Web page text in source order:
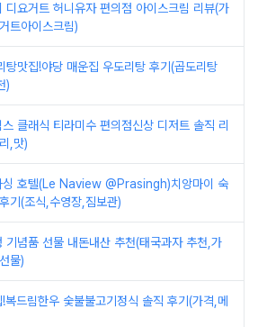
요거트 허니유자 편의점 아이스크림 리뷰(가
트아이스크림)
탕맛집!야당 매운집 우도리탕 후기(곱도리탕
)
클래식 티라미수 편의점신상 디저트 솔직 리
,맛)
싱 호텔(Le Naview @Prasingh)치앙마이 숙
기(조식,수영장,짐보관)
기념품 선물 내돈내산 추천(태국과자 추천,가
물)
복드림한우 숯불불고기정식 솔직 후기(가격,메